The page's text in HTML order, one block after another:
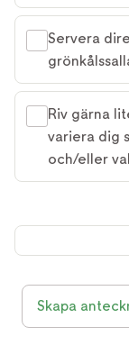
Servera
Riv gärna
variera dig
och/eller
Skapa